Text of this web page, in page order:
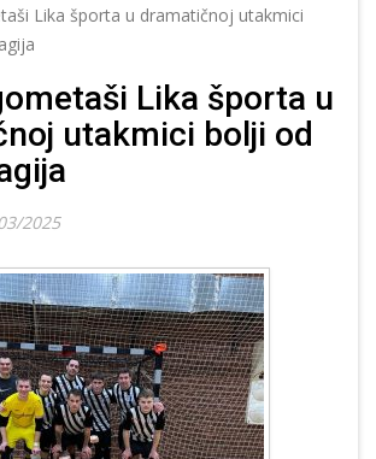
Lika športa u dramatičnoj utakmici
Lika športa u
utakmici bolji od
2025